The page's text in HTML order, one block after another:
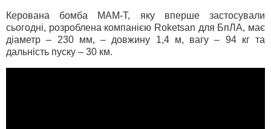
Керована бомба MAM-T, яку вперше застосували
сьогодні, розроблена компанією Roketsan для БпЛА, має
діаметр – 230 мм, – довжину 1,4 м, вагу – 94 кг та
дальність пуску – 30 км.